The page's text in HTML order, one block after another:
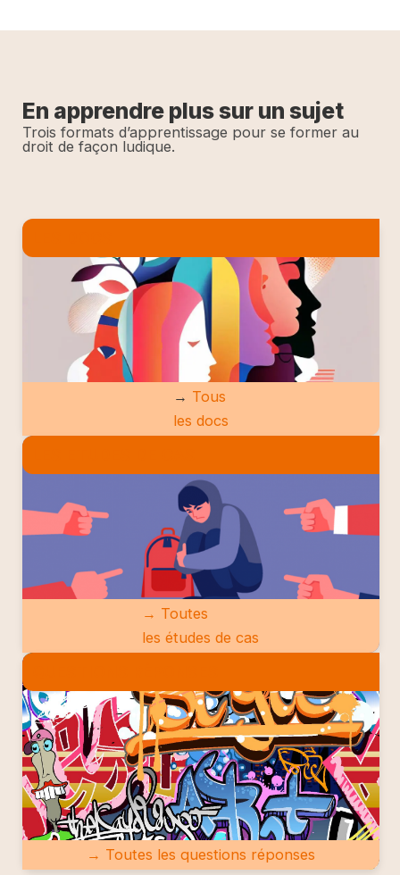
En apprendre plus sur un sujet
Trois formats d’apprentissage pour se former au
droit de façon ludique.
→ Tous
les docs
→ Toutes
les études de cas
→ Toutes les questions réponses